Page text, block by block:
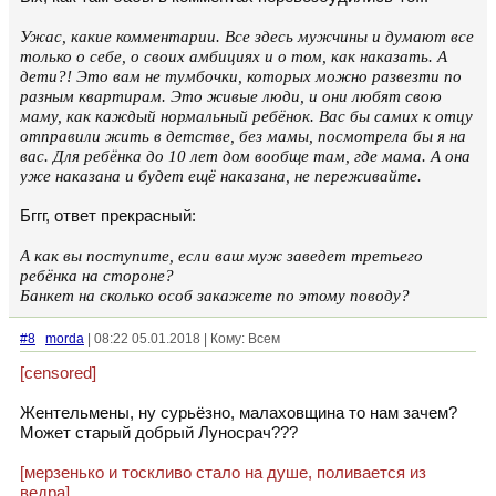
Ужас, какие комментарии. Все здесь мужчины и думают все
только о себе, о своих амбициях и о том, как наказать. А
дети?! Это вам не тумбочки, которых можно развезти по
разным квартирам. Это живые люди, и они любят свою
маму, как каждый нормальный ребёнок. Вас бы самих к отцу
отправили жить в детстве, без мамы, посмотрела бы я на
вас. Для ребёнка до 10 лет дом вообще там, где мама. А она
уже наказана и будет ещё наказана, не переживайте.
Бггг, ответ прекрасный:
А как вы поступите, если ваш муж заведет третьего
ребёнка на стороне?
Банкет на сколько особ закажете по этому поводу?
#8 morda | 08:22 05.01.2018 | Кому: Всем
[censored]
Жентельмены, ну сурьёзно, малаховщина то нам зачем?
Может старый добрый Луносрач???
[мерзенько и тоскливо стало на душе, поливается из